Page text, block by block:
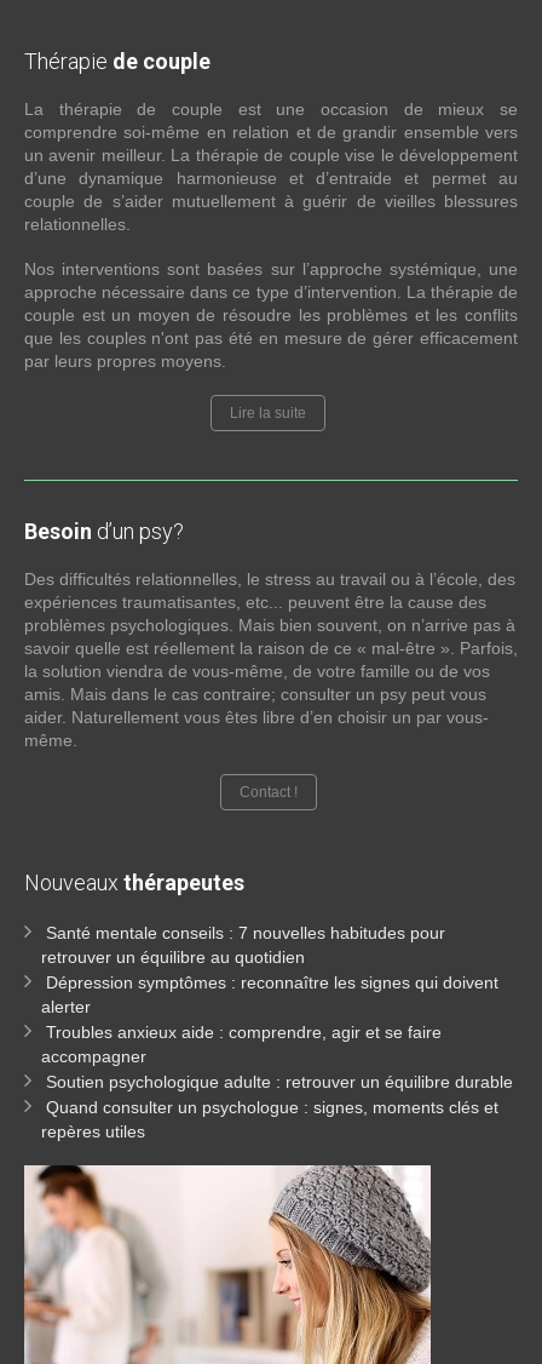
Thérapie de couple
La thérapie de couple est une occasion de mieux se
comprendre soi-même en relation et de grandir ensemble vers
un avenir meilleur. La thérapie de couple vise le développement
d’une dynamique harmonieuse et d’entraide et permet au
couple de s’aider mutuellement à guérir de vieilles blessures
relationnelles.
Nos interventions sont basées sur l’approche systémique, une
approche nécessaire dans ce type d’intervention. La thérapie de
couple est un moyen de résoudre les problèmes et les conflits
que les couples n'ont pas été en mesure de gérer efficacement
par leurs propres moyens.
Lire la suite
Besoin d’un psy?
Des difficultés relationnelles, le stress au travail ou à l’école, des
expériences traumatisantes, etc... peuvent être la cause des
problèmes psychologiques. Mais bien souvent, on n’arrive pas à
savoir quelle est réellement la raison de ce « mal-être ». Parfois,
la solution viendra de vous-même, de votre famille ou de vos
amis. Mais dans le cas contraire; consulter un psy peut vous
aider. Naturellement vous êtes libre d’en choisir un par vous-
même.
Contact !
Nouveaux thérapeutes
Santé mentale conseils : 7 nouvelles habitudes pour
retrouver un équilibre au quotidien
Dépression symptômes : reconnaître les signes qui doivent
alerter
Troubles anxieux aide : comprendre, agir et se faire
accompagner
Soutien psychologique adulte : retrouver un équilibre durable
Quand consulter un psychologue : signes, moments clés et
repères utiles